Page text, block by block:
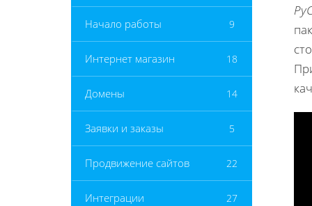
Начало работы 9
Интернет магазин 18
Домены 14
Заявки и заказы 5
Продвижение сайтов 22
Интеграции 27